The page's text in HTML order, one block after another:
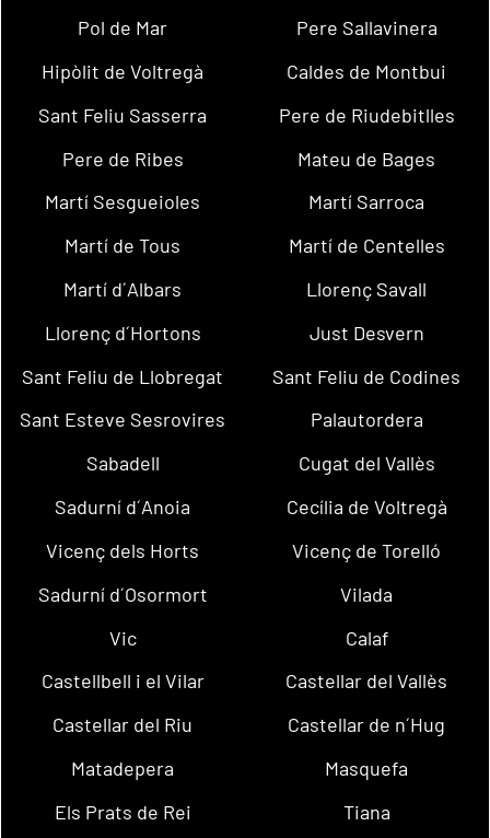
Pol de Mar
Pere Sallavinera
Hipòlit de Voltregà
Caldes de Montbui
Sant Feliu Sasserra
Pere de Riudebitlles
Pere de Ribes
Mateu de Bages
Martí Sesgueioles
Martí Sarroca
Martí de Tous
Martí de Centelles
Martí d´Albars
Llorenç Savall
Llorenç d´Hortons
Just Desvern
Sant Feliu de Llobregat
Sant Feliu de Codines
Sant Esteve Sesrovires
Palautordera
Sabadell
Cugat del Vallès
Sadurní d´Anoia
Cecília de Voltregà
Vicenç dels Horts
Vicenç de Torelló
Sadurní d´Osormort
Vilada
Vic
Calaf
Castellbell i el Vilar
Castellar del Vallès
Castellar del Riu
Castellar de n´Hug
Matadepera
Masquefa
Els Prats de Rei
Tiana